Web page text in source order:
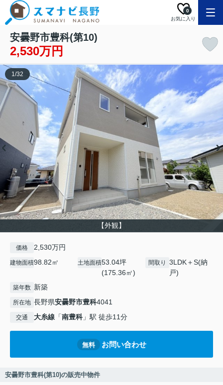
お気に入り
0
安曇野市豊科(第10)
2,530万円
【外観】
1/32
価格 2,530万円
建物面積98.82㎡ 土地面積53.04坪
(175.36㎡)
間取り
3LDK＋S(納
戸)
築年数 新築
所在地 長野県安曇野市豊科4041
交通 大糸線 「南豊科 」駅 徒歩11分
無料 お問い合わせ
安曇野市豊科(第10)の販売中物件